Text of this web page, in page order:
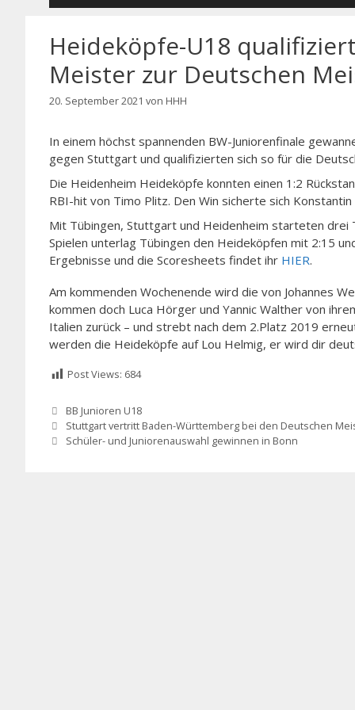
Heideköpfe-U18
Meister zur Deutschen
20. September 2021 von HHH
In einem höchst spannenden BW-Juniorenfinale
gegen Stuttgart und qualifizierten sich so für die
Die Heidenheim Heideköpfe konnten einen 1:2
RBI-hit von Timo Plitz. Den Win sicherte sich Konstantin
Mit Tübingen, Stuttgart und Heidenheim starteten drei
Spielen unterlag Tübingen den Heideköpfen mit 2:15
Ergebnisse und die Scoresheets findet ihr HIER.
Am kommenden Wochenende wird die von Johannes
kommen doch Luca Hörger und Yannic Walther von
Italien zurück – und strebt nach dem 2.Platz 2019
werden die Heideköpfe auf Lou Helmig, er wird dir
Post Views: 684
Kategorien
BB Junioren U18
Stuttgart vertritt Baden-Württemberg bei den Deutschen
Schüler- und Juniorenauswahl gewinnen in Bonn